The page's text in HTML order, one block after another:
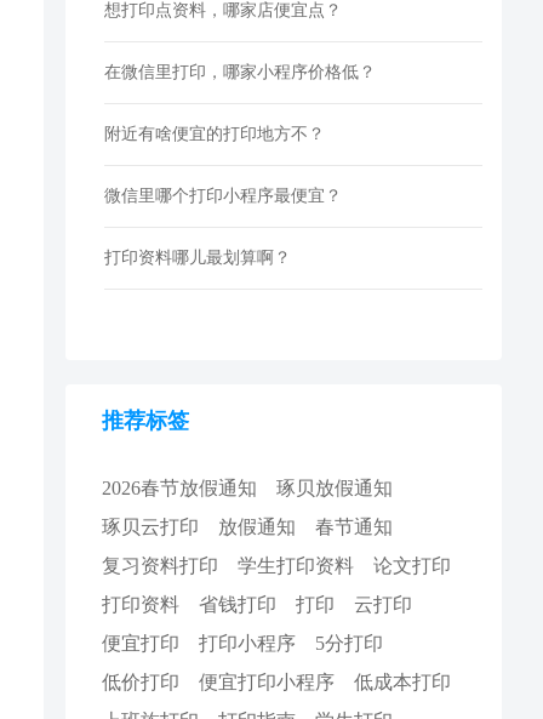
想打印点资料，哪家店便宜点？
在微信里打印，哪家小程序价格低？
附近有啥便宜的打印地方不？
微信里哪个打印小程序最便宜？
打印资料哪儿最划算啊？
推荐标签
2026春节放假通知
琢贝放假通知
琢贝云打印
放假通知
春节通知
复习资料打印
学生打印资料
论文打印
打印资料
省钱打印 打印
云打印
便宜打印
打印小程序
5分打印
低价打印
便宜打印小程序
低成本打印